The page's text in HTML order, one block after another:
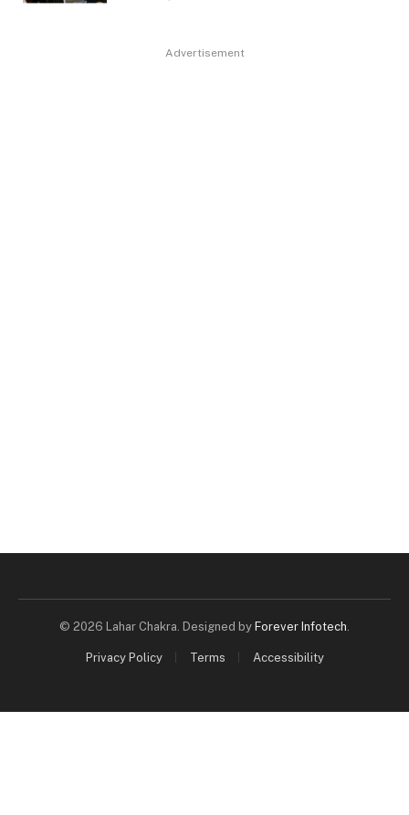
Advertisement
© 2026 Lahar Chakra. Designed by Forever Infotech
Privacy Policy Terms Accessibility